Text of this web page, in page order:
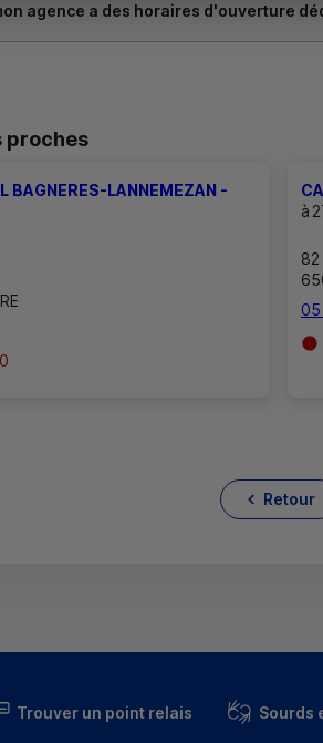
agence a des horaires d'ouverture
proches
BAGNERES-LANNEMEZAN -
à
82
Retour
Trouver un point relais Sourds